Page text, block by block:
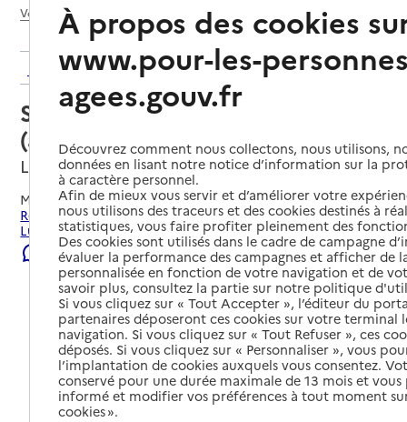
Voir le fil d’Ariane
Retour aux résultats de l'annuaire
Service autonomie à domicile
(aide) – ADMR
Lusignan, VIENNE
Mis à jour le08/08/2026
Rechercher les établissements et services autour de
Lusignan.
Signaler une erreur
À propos des cookies
www.pour-les-
agees.gouv.fr
Découvrez comment nous collectons, nous utilisons,
données en lisant notre notice d’information sur la
à caractère personnel.
Afin de mieux vous servir et d’améliorer votre
nous utilisons des traceurs et des cookies destinés à
statistiques, vous faire profiter pleinement des
Des cookies sont utilisés dans le cadre de campagne
évaluer la performance des campagnes et afficher de
personnalisée en fonction de votre navigation et de
savoir plus, consultez la partie sur notre politique
Si vous cliquez sur « Tout Accepter », l’éditeur du
partenaires déposeront ces cookies sur votre terminal
navigation. Si vous cliquez sur « Tout Refuser », ces
déposés. Si vous cliquez sur « Personnaliser », vous
l’implantation de cookies auxquels vous consentez.
conservé pour une durée maximale de 13 mois et
informé et modifier vos préférences à tout moment
cookies ».